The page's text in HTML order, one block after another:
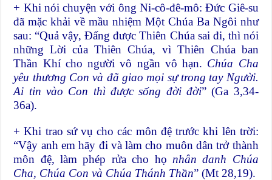
+ Khi nói chuyện với ông Ni-cô-đê-mô: Đức Giê-su
đã mặc khải về mầu nhiệm Một Chúa Ba Ngôi như
sau: “Quả vậy, Đấng được Thiên Chúa sai đi, thì nói
những Lời của Thiên Chúa, vì Thiên Chúa ban
Thần Khí cho người vô ngần vô hạn. Chúa Cha
yêu thương Con và đã giao mọi sự trong tay Người.
Ai tin vào Con thì được sống đời đời” (Ga 3,34-
36a).
+ Khi trao sứ vụ cho các môn đệ trước khi lên trời:
“Vậy anh em hãy đi và làm cho muôn dân trở thành
môn đệ, làm phép rửa cho họ nhân danh Chúa
Cha, Chúa Con và Chúa Thánh Thần” (Mt 28,19).